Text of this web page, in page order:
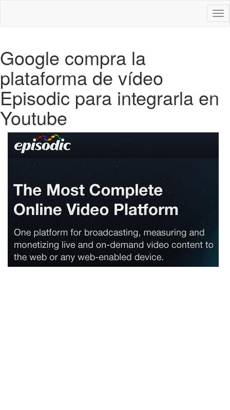
Google compra la
plataforma de vídeo
Episodic para integrarla en
Youtube